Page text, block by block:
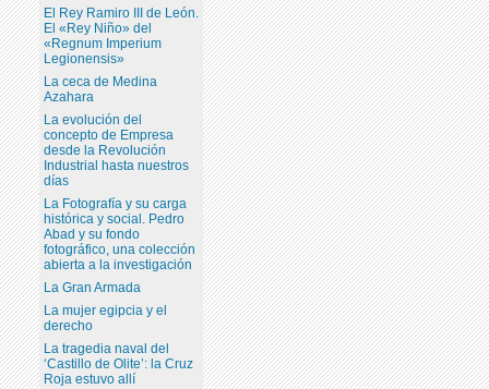
El Rey Ramiro III de León.
El «Rey Niño» del
«Regnum Imperium
Legionensis»
La ceca de Medina
Azahara
La evolución del
concepto de Empresa
desde la Revolución
Industrial hasta nuestros
días
La Fotografía y su carga
histórica y social. Pedro
Abad y su fondo
fotográfico, una colección
abierta a la investigación
La Gran Armada
La mujer egipcia y el
derecho
La tragedia naval del
‘Castillo de Olite’: la Cruz
Roja estuvo allí